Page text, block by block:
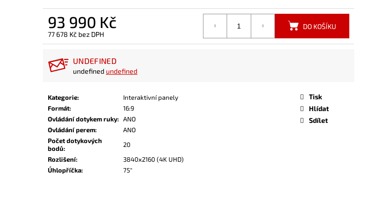
93 990 Kč
77 678 Kč bez DPH
Měrná
DO KOŠÍKU
UNDEFINED
undefined undefined
Kategorie:
Interaktivní panely
Formát:
16:9
Ovládání dotykem ruky: ANO
Ovládání perem:
ANO
Počet dotykových
bodů:
20
Rozlišení:
3840x2160 (4K UHD)
Úhlopříčka: 75"
Tisk
Hlídat
Sdílet